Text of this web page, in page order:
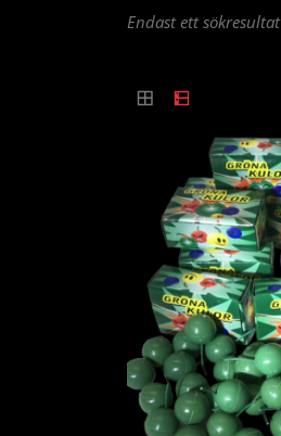
Endast ett sökresultat